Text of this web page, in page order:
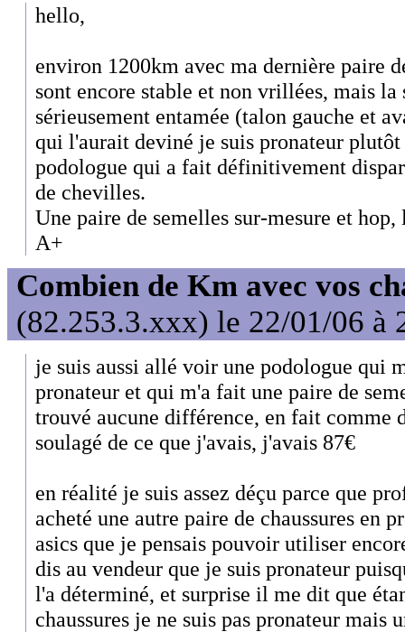
hello,
environ 1200km avec ma dernière paire
sont encore stable et non vrillées, mais
sérieusement entamée (talon gauche et
qui l'aurait deviné je suis pronateur
podologue qui a fait définitivement
de chevilles.
Une paire de semelles sur-mesure et
A+
Combien de Km avec vos
(82.253.3.xxx) le 22/01/06 à
je suis aussi allé voir une podologue qui
pronateur et qui m'a fait une paire de
trouvé aucune différence, en fait comme
soulagé de ce que j'avais, j'avais 87€
en réalité je suis assez déçu parce que
acheté une autre paire de chaussures en
asics que je pensais pouvoir utiliser
dis au vendeur que je suis pronateur
l'a déterminé, et surprise il me dit que
chaussures je ne suis pas pronateur mais